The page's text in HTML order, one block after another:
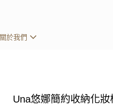
關於我們
Una悠娜簡約收納化妝